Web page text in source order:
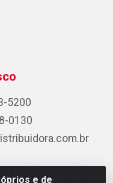
e de
5200
0130